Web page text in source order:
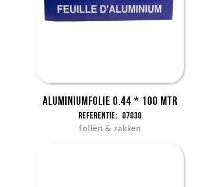
Aluminiumfolie 0.44 * 100 mtr
Referentie: 07030
folien & zakken